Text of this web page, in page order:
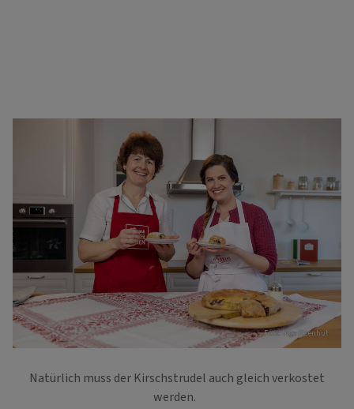
Foto: Inge Eisenhut
Natürlich muss der Kirschstrudel auch gleich verkostet
werden.